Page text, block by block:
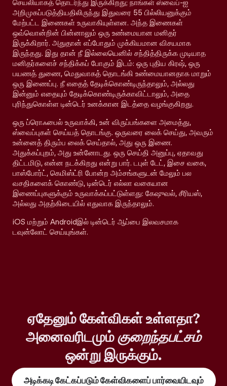
செயலியாகத் தொடர்ந்து இருக்கிறது; நாங்கள் ஸ்வைப்-ஐ
அறிமுகப்படுத்தியதிலிருந்து இதுவரை 55 பில்லியனுக்கும்
மேற்பட்ட இணைகள் உருவாகியுள்ளன. அந்த இணைகள்
ஒவ்வொன்றின் பின்னாலும் ஒரு உண்மையான மனிதர்
இருக்கிறார். அதுதான் எப்போதும் முக்கியமான விசயமாக
இருந்தது. இது தான் நீ இல்லையெனில் சந்தித்திருக்க முடியாத
மனிதர்களைச் சந்திக்கப் போகும் இடம்: ஒரு புதிய கிரஷ், ஒரு
பயணத் துணை, மெதுவாகத் தொடங்கி உண்மையானதாக மாறும்
ஒரு இணைப்பு. நீ எதைத் தேடிக்கொண்டிருந்தாலும், அல்லது
இன்னும் எதையும் தேடிக்கொண்டிருக்காவிட்டாலும், அதை
புரிந்துகொள்ள டின்டெர் உனக்கான இடத்தை வழங்குகிறது.
ஒரு ப்ரொஃபைல் உருவாக்கி, உன் விருப்பங்களை அமைத்து,
ஸ்வைப்புகள் செய்யத் தொடங்கு. ஒருவரை லைக் செய்து, அவரும்
உன்னைத் திரும்ப லைக் செய்தால், அது ஒரு இணை.
அதுக்கப்புறம், அது உன்னோடது. ஒரு செய்தி அனுப்பு, ஏதாவது
திட்டமிடு, என்ன நடக்கிறது என்று பார். டபுள் டேட், இசை வகை,
பாஸ்போர்ட், கெமிஸ்ட்ரி போன்ற அம்சங்களுடன் மேலும் பல
வசதிகளைக் கொண்டு, டின்டெர் எல்லா வகையான
இணைப்புகளுக்கும் உருவாக்கப்பட்டுள்ளது: கேஷுவல், சீரியஸ்,
அல்லது அதற்கிடையில் எதுவாக இருந்தாலும்.
iOS மற்றும் Androidஇல் டின்டெர் ஆப்பை இலவசமாக
டவுன்லோட் செய்யுங்கள்.
ஏதேனும் கேள்விகள் உள்ளதா?
அனைவரிடமும்குறைந்தபட்சம்
ஒன்று இருக்கும்.
அடிக்கடி கேட்கப்படும் கேள்விகளைப் பார்வையிடவும்